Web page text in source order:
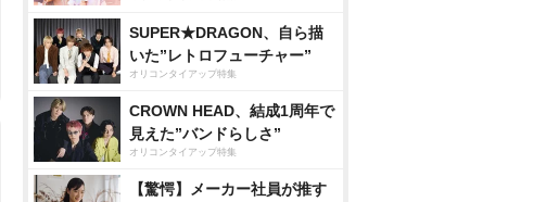
SUPER★DRAGON、自ら描
いた”レトロフューチャー”
オリコンタイアップ特集
CROWN HEAD、結成1周年で
見えた”バンドらしさ”
オリコンタイアップ特集
【驚愕】メーカー社員が推す